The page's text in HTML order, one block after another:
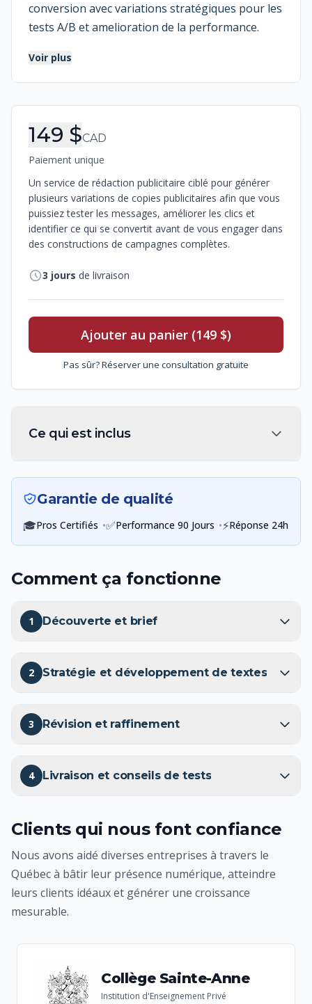
conversion avec variations stratégiques pour les
tests A/B et amelioration de la performance.
Voir plus
Informations de commande
149 $CAD
Paiement unique
Un service de rédaction publicitaire ciblé pour générer
plusieurs variations de copies publicitaires afin que vous
puissiez tester les messages, améliorer les clics et
identifier ce qui se convertit avant de vous engager dans
des constructions de campagnes complètes.
3 jours de livraison
Ajouter au panier (149 $)
Pas sûr? Réserver une consultation gratuite
Ce qui est inclus
Garantie de qualité
🎓Pros Certifiés •✅Performance 90 Jours •⚡Réponse 24h
Comment ça fonctionne
1 Découverte et brief
2 Stratégie et développement de textes
3 Révision et raffinement
4 Livraison et conseils de tests
Clients qui nous font confiance
Nous avons aidé diverses entreprises à travers le
Québec à bâtir leur présence numérique, atteindre
leurs clients idéaux et générer une croissance
mesurable.
Collège Sainte-Anne
Institution d'Enseignement Privé